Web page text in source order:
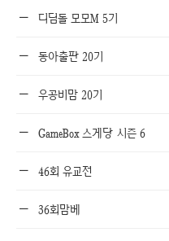
디딤돌 모모M 5기
동아출판 20기
우공비맘 20기
GameBox 스게당 시즌 6
46회 유교전
36회맘베